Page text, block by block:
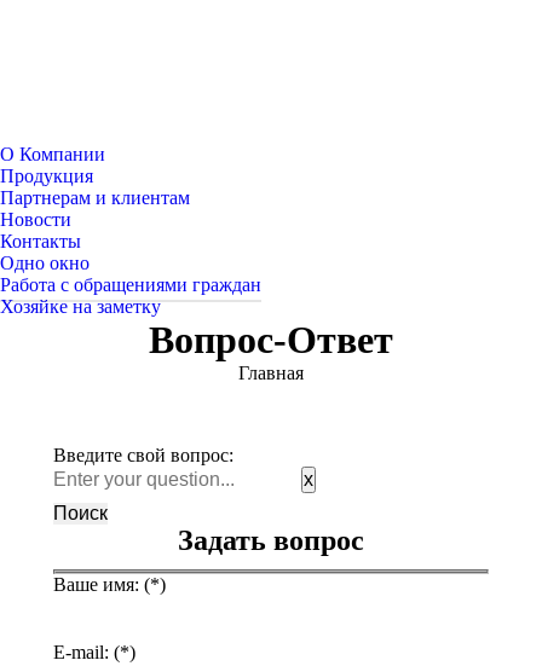
О Компании
Продукция
Партнерам и клиентам
Новости
Контакты
Одно окно
Работа с обращениями граждан
Хозяйке на заметку
Вопрос-Ответ
Вы здесь:
Главная
Введите свой вопрос:
x
Задать вопрос
Ваше имя: (*)
E-mail: (*)